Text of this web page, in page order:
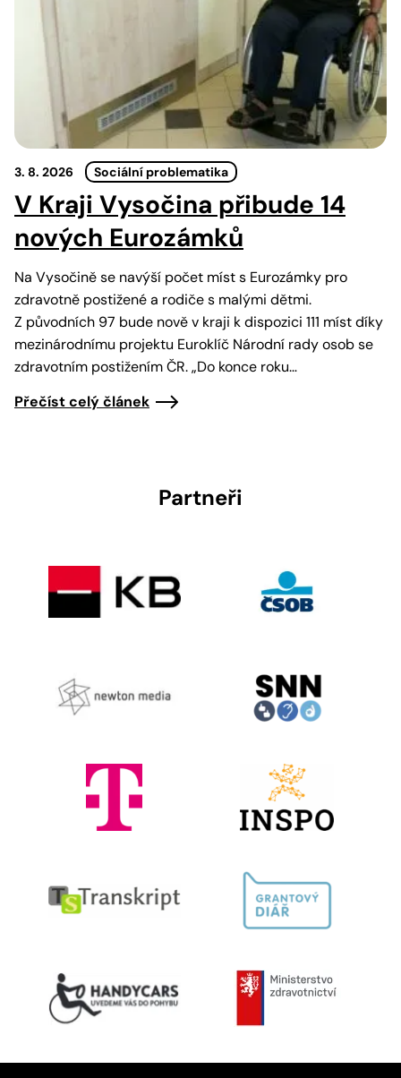
3. 8. 2026 Sociální problematika
V Kraji Vysočina přibude 14
nových Eurozámků
Na Vysočině se navýší počet míst s Eurozámky pro
zdravotně postižené a rodiče s malými dětmi.
Z původních 97 bude nově v kraji k dispozici 111 míst díky
mezinárodnímu projektu Euroklíč Národní rady osob se
zdravotním postižením ČR. „Do konce roku…
Přečíst celý článek
Partneři